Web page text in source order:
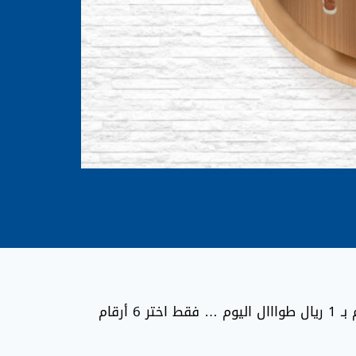
تسمح خدمة أعز الناس لمشتركي الدفع المسبق والفوترة باختيار 6 أرقام ضمن شبكة سبأفون والتواصل معهم بـ 1 ريال طوااال اليوم … فقط اختر 6 أرقام